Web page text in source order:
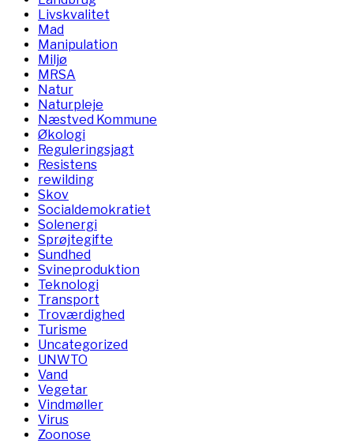
Livskvalitet
Mad
Manipulation
Miljø
MRSA
Natur
Naturpleje
Næstved Kommune
Økologi
Reguleringsjagt
Resistens
rewilding
Skov
Socialdemokratiet
Solenergi
Sprøjtegifte
Sundhed
Svineproduktion
Teknologi
Transport
Troværdighed
Turisme
Uncategorized
UNWTO
Vand
Vegetar
Vindmøller
Virus
Zoonose